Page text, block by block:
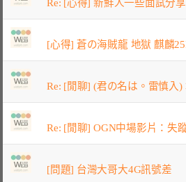
Re: [心得] 新鮮人一些面試分享
[心得] 蒼の海賊龍 地獄 麒麟
Re: [閒聊] (君の名は。雷慎入
Re: [閒聊] OGN中場影片：失
[問題] 台灣大哥大4G訊號差